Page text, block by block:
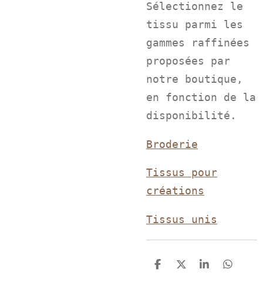
Sélectionnez le
tissu parmi les
gammes raffinées
proposées par
notre boutique,
en fonction de la
disponibilité.
Broderie
Tissus pour
créations
Tissus unis
P
P
P
P